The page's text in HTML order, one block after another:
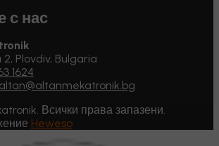
с нас
2, Plovdiv, Bulgaria
1624
Всички права запазени.
Heweso